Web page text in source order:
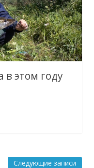
этом году
Следующие записи